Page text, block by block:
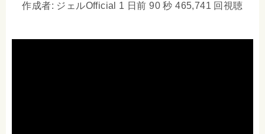
作成者: ジェルOfficial 1 日前 90 秒 465,741 回視聴